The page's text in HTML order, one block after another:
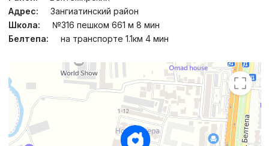
Адрес:
Зангиатинский район
Школа:
№316 пешком 661 м 8 мин
Белтепа:
на транспорте 1.1км 4 мин